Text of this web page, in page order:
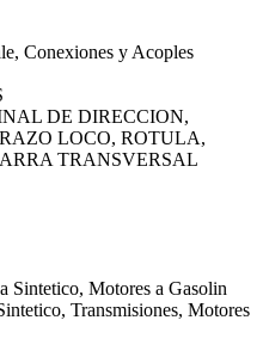
Conexiones y Acoples
DE DIRECCION,
LOCO, ROTULA,
TRANSVERSAL
Sintetico, Motores a Gasolin
Transmisiones, Motores